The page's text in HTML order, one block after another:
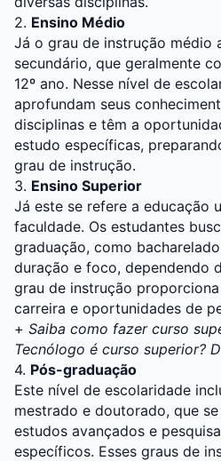
2. Ensino Médio
Já o grau de instrução médio
secundário, que geralmente
12º ano. Nesse nível de
aprofundam seus
disciplinas e têm a
estudo específicas,
grau de instrução.
3. Ensino Superior
Já este se refere a educação
faculdade. Os estudantes
graduação, como
duração e foco, dependendo
grau de instrução
carreira e oportunidades de
+ Saiba como fazer curso
Tecnólogo é curso superior?
4. Pós-graduação
Este nível de escolaridade
mestrado e doutorado, que
estudos avançados e
específicos. Esses graus de